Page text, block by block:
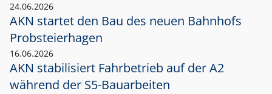
24.06.2026
AKN startet den Bau des neuen Bahnhofs
Probsteierhagen
16.06.2026
AKN stabilisiert Fahrbetrieb auf der A2
während der S5-Bauarbeiten